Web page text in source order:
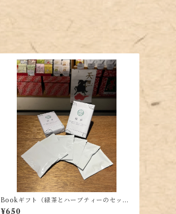
Bookギフト（緑茶とハーブティーのセッ
ト）
¥650